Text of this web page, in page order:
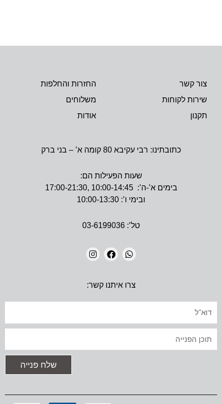
צור קשר
שירות לקוחות
תקנון
החזרות והחלפות
משלוחים
אודות
כתובתינו: רבי עקיבא 80 קומה א’ – בני ברק
שעות הפעילות הם:
בימים א’-ה’: 10:00-14:45 ,17:00-21:30
ובימי ו’: 10:00-13:30
טל’: 03-6199036
H
A
P
P
A
C
O
K
N
S
R
A
צרו איתנו קשר:
שלח פנייה